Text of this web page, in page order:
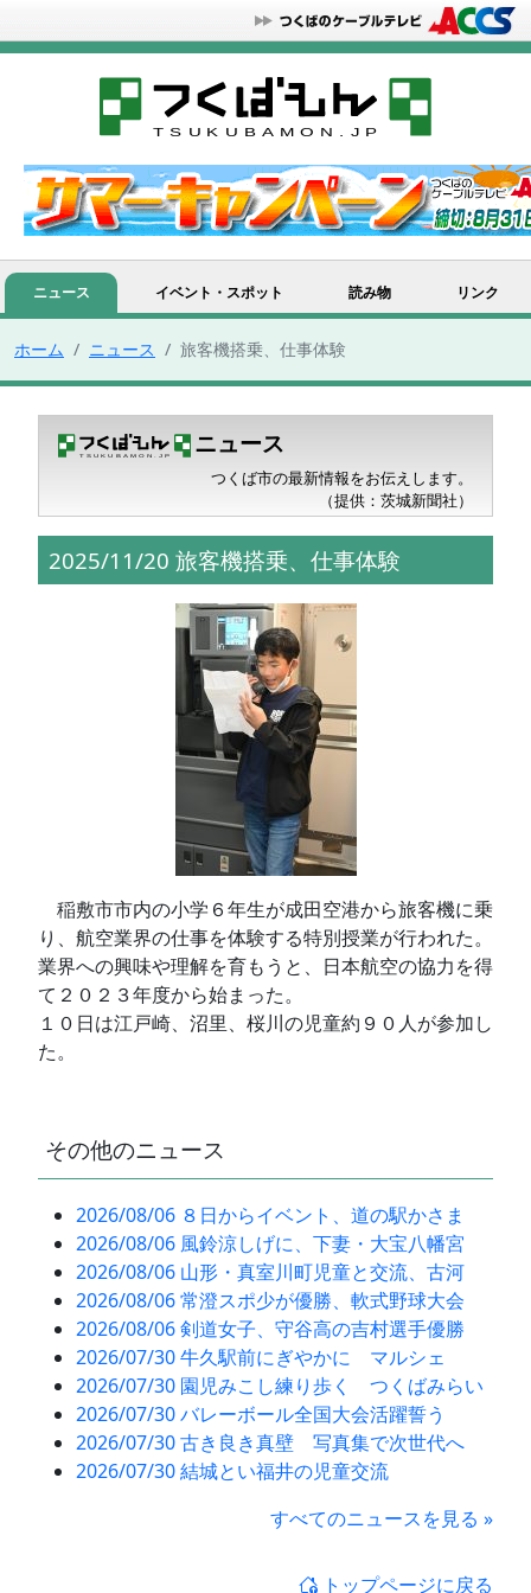
ニュース イベント・スポット 読み物 リンク
ホーム ニュース 旅客機搭乗、仕事体験
ニュース
つくば市の最新情報をお伝えします。
（提供：茨城新聞社）
2025/11/20 旅客機搭乗、仕事体験
稲敷市市内の小学６年生が成田空港から旅客機に乗
り、航空業界の仕事を体験する特別授業が行われた。
業界への興味や理解を育もうと、日本航空の協力を得
て２０２３年度から始まった。
１０日は江戸崎、沼里、桜川の児童約９０人が参加し
た。
その他のニュース
2026/08/06 ８日からイベント、道の駅かさま
2026/08/06 風鈴涼しげに、下妻・大宝八幡宮
2026/08/06 山形・真室川町児童と交流、古河
2026/08/06 常澄スポ少が優勝、軟式野球大会
2026/08/06 剣道女子、守谷高の吉村選手優勝
2026/07/30 牛久駅前にぎやかに マルシェ
2026/07/30 園児みこし練り歩く つくばみらい
2026/07/30 バレーボール全国大会活躍誓う
2026/07/30 古き良き真壁 写真集で次世代へ
2026/07/30 結城とい福井の児童交流
すべてのニュースを見る »
トップページに戻る